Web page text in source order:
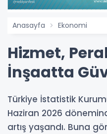
Anasayfa Ekonomi
Hizmet,
İnşaatta
Türkiye İstatistik
Haziran 2026
artış yaşandı. Buna